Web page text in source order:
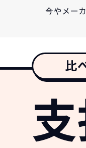
今やメー
比